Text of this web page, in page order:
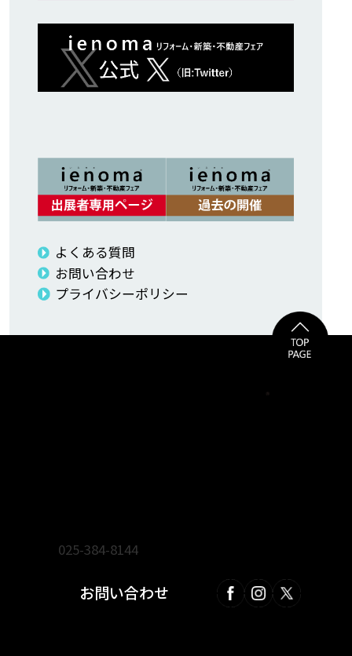
よくある質問
お問い合わせ
プライバシーポリシー
025-384-8144FAX.025-384-8184
お問い合わせ